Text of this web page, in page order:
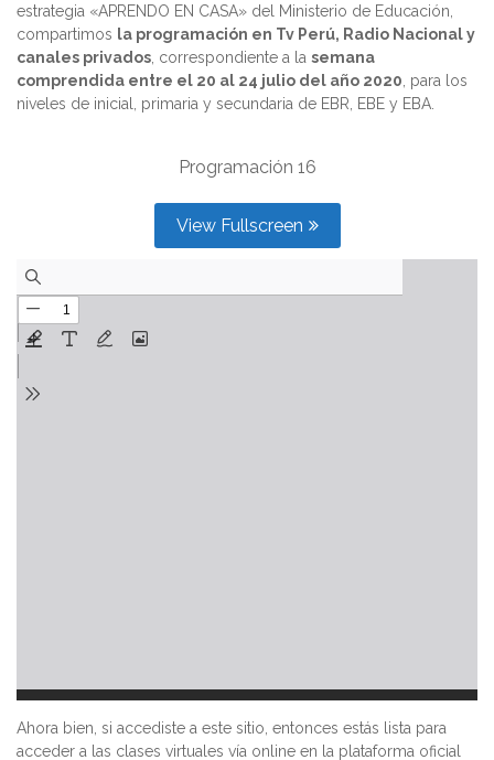
estrategia «APRENDO EN CASA» del Ministerio de Educación,
compartimos la programación en Tv Perú, Radio Nacional y
canales privados , correspondiente a la semana
comprendida entre el 20 al 24 julio del año 2020 , para los
niveles de inicial, primaria y secundaria de EBR, EBE y EBA.
Programación 16
View Fullscreen
Ahora bien, si accediste a este sitio, entonces estás lista para
acceder a las clases virtuales vía online en la plataforma oficial